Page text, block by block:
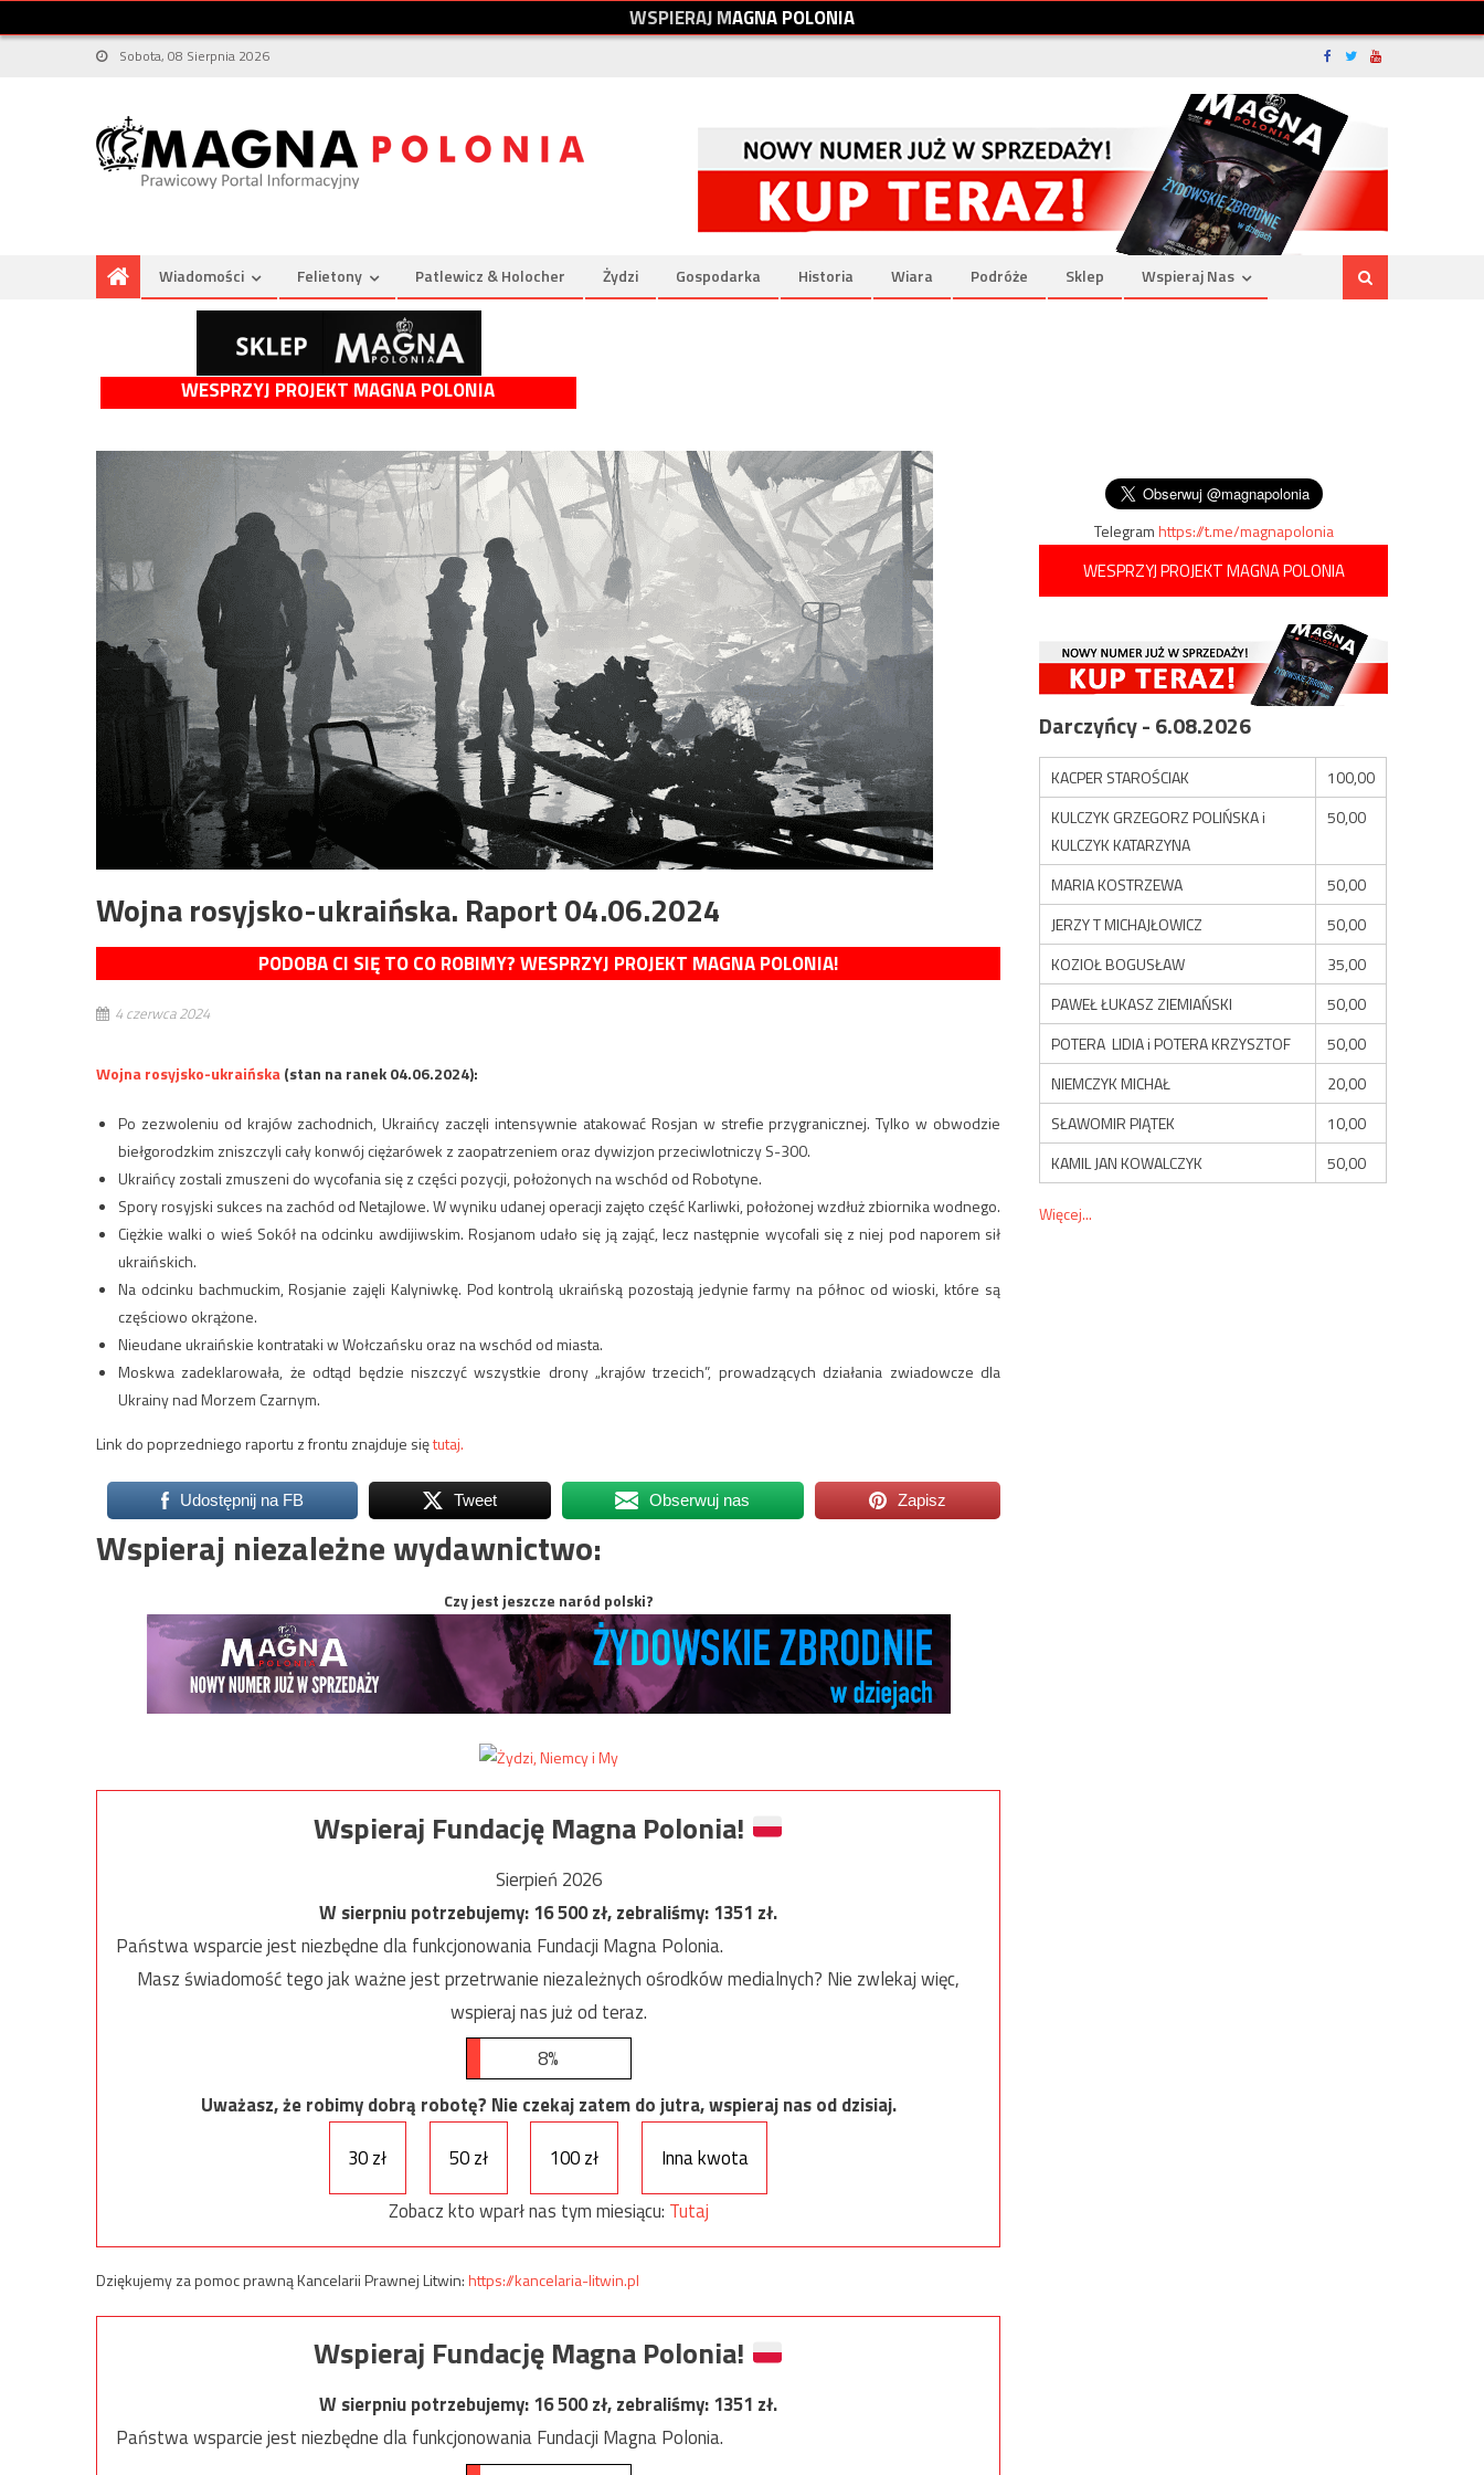
WSPIERAJMAGNAPOLONIA
Sobota, 08 Sierpnia 2026
Wiadomości Felietony Patlewicz & Holocher Żydzi Gospodarka Historia Wiara Podróże Sklep Wspieraj Nas
WESPRZYJ PROJEKT MAGNA POLONIA
Wojna rosyjsko-ukraińska. Raport 04.06.2024
PODOBA CI SIĘ TO CO ROBIMY? WESPRZYJ PROJEKT MAGNA POLONIA!
4 czerwca 2024
Wojna rosyjsko-ukraińska(stan na ranek 04.06.2024):
Po zezwoleniu od krajów zachodnich, Ukraińcy zaczęli intensywnie atakować Rosjan w strefie przygranicznej. Tylko w obwodzie
biełgorodzkim zniszczyli cały konwój ciężarówek z zaopatrzeniem oraz dywizjon przeciwlotniczy S-300.
Ukraińcy zostali zmuszeni do wycofania się z części pozycji, położonych na wschód od Robotyne.
Spory rosyjski sukces na zachód od Netajlowe. W wyniku udanej operacji zajęto część Karliwki, położonej wzdłuż zbiornika wodnego.
Ciężkie walki o wieś Sokół na odcinku awdijiwskim. Rosjanom udało się ją zająć, lecz następnie wycofali się z niej pod naporem sił
ukraińskich.
Na odcinku bachmuckim, Rosjanie zajęli Kalyniwkę. Pod kontrolą ukraińską pozostają jedynie farmy na północ od wioski, które są
częściowo okrążone.
Nieudane ukraińskie kontrataki w Wołczańsku oraz na wschód od miasta.
Moskwa zadeklarowała, że odtąd będzie niszczyć wszystkie drony „krajów trzecich”, prowadzących działania zwiadowcze dla
Ukrainy nad Morzem Czarnym.
Link do poprzedniego raportu z frontu znajduje siętutaj.
Udostępnij na FB Tweet Obserwuj nas Zapisz
Wspieraj niezależne wydawnictwo:
Czy jest jeszcze naród polski?
Wspieraj Fundację Magna Polonia!
Sierpień 2026
W sierpniu potrzebujemy:16 500zł, zebraliśmy:1351 zł.
Państwa wsparcie jest niezbędne dla funkcjonowania Fundacji Magna Polonia.
Masz świadomość tego jak ważne jest przetrwanie niezależnych ośrodków medialnych? Nie zwlekaj więc,
wspieraj nas już od teraz.
8%
Uważasz, że robimy dobrą robotę? Nie czekaj zatem do jutra, wspieraj nas od dzisiaj.
30 zł
50 zł 100 zł
Inna kwota
Zobacz kto wparł nas tym miesiącu: Tutaj
Dziękujemy za pomoc prawną Kancelarii Prawnej Litwin:https://kancelaria-litwin.pl
Wspieraj Fundację Magna Polonia!
W sierpniu potrzebujemy:16 500zł, zebraliśmy:1351 zł.
Państwa wsparcie jest niezbędne dla funkcjonowania Fundacji Magna Polonia.
Telegramhttps://t.me/magnapolonia
WESPRZYJ PROJEKT MAGNA POLONIA
Darczyńcy - 6.08.2026
KACPER STAROŚCIAK
100,00
KULCZYK GRZEGORZ POLIŃSKA i
KULCZYK KATARZYNA
50,00
MARIA KOSTRZEWA
50,00
JERZY T MICHAJŁOWICZ
50,00
KOZIOŁ BOGUSŁAW
35,00
PAWEŁ ŁUKASZ ZIEMIAŃSKI
50,00
POTERA LIDIA i POTERA KRZYSZTOF
50,00
NIEMCZYK MICHAŁ
20,00
SŁAWOMIR PIĄTEK
10,00
KAMIL JAN KOWALCZYK
50,00
Więcej...